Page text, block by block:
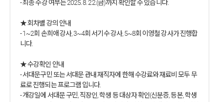
- 최종 수강 여부는 2025. 8. 22.(금)까지 확인할 수 있습니다.
★ 회차별 강의 안내
- 1~2회 손희애 강사, 3~4회 서기수 강사, 5~8회 이영철 강사가 진행합
니다.
★ 수강확인 안내
- 서대문구민 또는 서대문 관내 재직자에 한해 수강료와 재료비 모두 무
료로 진행되는 프로그램 입니다.
- 개강일에 서대문 구민, 직장인, 학생 등 대상자 확인(신분증, 등본, 학생